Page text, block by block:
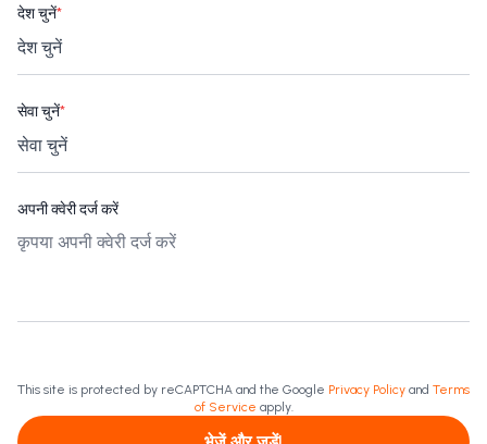
देश चुनें*
सेवा चुनें*
अपनी क्वेरी दर्ज करें
This site is protected by reCAPTCHA and the Google Privacy Policy and Terms
of Service apply.